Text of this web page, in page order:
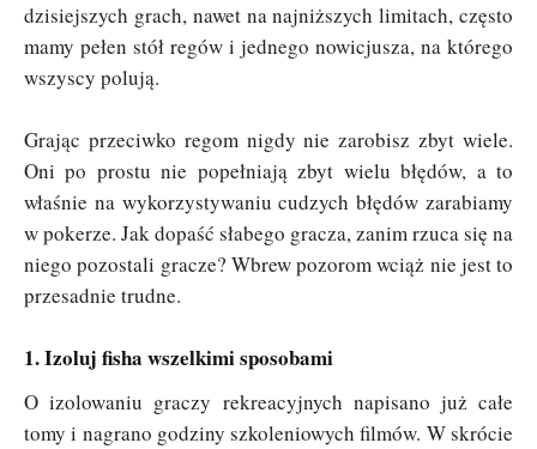
dzisiejszych grach, nawet na najniższych limitach, często
mamy pełen stół regów i jednego nowicjusza, na którego
wszyscy polują.
Grając przeciwko regom nigdy nie zarobisz zbyt wiele.
Oni po prostu nie popełniają zbyt wielu błędów, a to
właśnie na wykorzystywaniu cudzych błędów zarabiamy
w pokerze. Jak dopaść słabego gracza, zanim rzuca się na
niego pozostali gracze? Wbrew pozorom wciąż nie jest to
przesadnie trudne.
1. Izoluj fisha wszelkimi sposobami
O izolowaniu graczy rekreacyjnych napisano już całe
tomy i nagrano godziny szkoleniowych filmów. W skrócie